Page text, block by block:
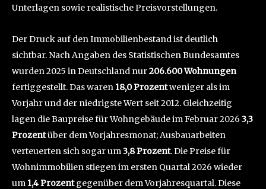
Unterlagen sowie realistische Preisvorstellungen.
Der Druck auf den Immobilienbestand ist deutlich
sichtbar. Nach Angaben des Statistischen Bundesamtes
wurden 2025 in Deutschland nur206.600 Wohnungen
fertiggestellt. Das waren18,0 Prozentweniger als im
Vorjahr und der niedrigste Wert seit 2012. Gleichzeitig
lagen die Baupreise für Wohngebäude im Februar 2026 3,3
Prozentüber dem Vorjahresmonat; Ausbauarbeiten
verteuerten sich sogar um3,8 Prozent. Die Preise für
Wohnimmobilien stiegen im ersten Quartal 2026 wieder
um1,4 Prozentgegenüber dem Vorjahresquartal. Diese